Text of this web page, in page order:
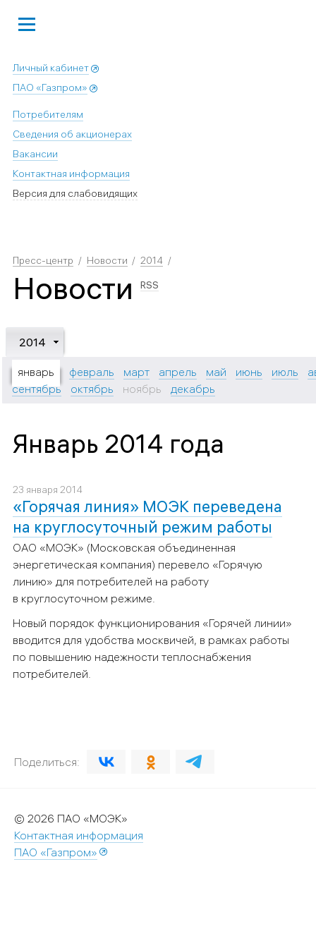
Личный кабинет
ПАО «Газпром»
Потребителям
Сведения об акционерах
Вакансии
Контактная информация
Версия для слабовидящих
Пресс-центр Новости 2014
Новости RSS
2014
январь февраль март апрель май июнь июль
сентябрь
октябрь ноябрь декабрь
Январь 2014 года
23 января 2014
«Горячая линия» МОЭК переведена
на круглосуточный режим работы
ОАО «МОЭК» (Московская объединенная
энергетическая компания) перевело «Горячую
линию» для потребителей на работу
в круглосуточном режиме.
Новый порядок функционирования «Горячей линии»
вводится для удобства москвичей, в рамках работы
по повышению надежности теплоснабжения
потребителей.
Поделиться:
© 2026 ПАО «МОЭК»
Контактная информация
ПАО «Газпром»